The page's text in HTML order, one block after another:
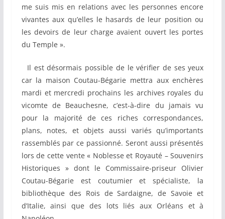
me suis mis en relations avec les personnes encore
vivantes aux qu’elles le hasards de leur position ou
les devoirs de leur charge avaient ouvert les portes
du Temple ».
Il est désormais possible de le vérifier de ses yeux
car la maison Coutau-Bégarie mettra aux enchères
mardi et mercredi prochains les archives royales du
vicomte de Beauchesne, c’est-à-dire du jamais vu
pour la majorité de ces riches correspondances,
plans, notes, et objets aussi variés qu’importants
rassemblés par ce passionné. Seront aussi présentés
lors de cette vente « Noblesse et Royauté – Souvenirs
Historiques » dont le Commissaire-priseur Olivier
Coutau-Bégarie est coutumier et spécialiste, la
bibliothèque des Rois de Sardaigne, de Savoie et
d’Italie, ainsi que des lots liés aux Orléans et à